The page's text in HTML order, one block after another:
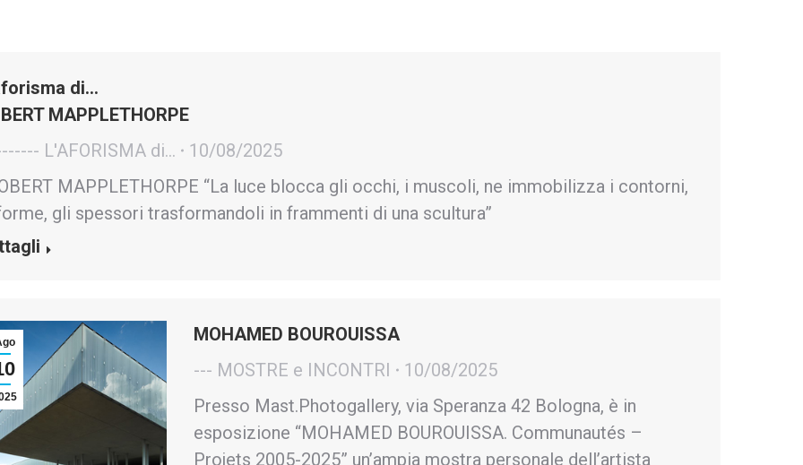
di…
MAPPLETHORPE
L'AFORISMA di...
10/08/2025
MAPPLETHORPE “La luce blocca gli occhi, i muscoli, ne immobilizza i contorni,
gli spessori trasformandoli in frammenti di una scultura”
MOHAMED BOUROUISSA
--- MOSTRE e INCONTRI
10/08/2025
Presso Mast.Photogallery, via Speranza 42 Bologna, è in
esposizione “MOHAMED BOUROUISSA. Communautés –
Projets 2005-2025” un’ampia mostra personale dell’artista